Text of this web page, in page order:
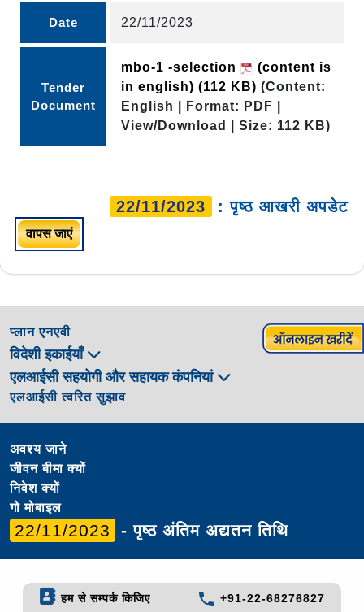
Date 22/11/2023
Tender
Document
mbo-1 -selection
(content is
in english) (112 KB) (Content:
English | Format: PDF |
View/Download | Size: 112 KB)
22/11/2023 : पृष्ठ आखरी अपडेट
वापस जाएं
प्लान एनएवी
विदेशी इकाईयाँ
एलआईसी सहयोगी और सहायक कंपनियां
एलआईसी त्वरित सुझाव
अवश्य जाने
जीवन बीमा क्यों
निवेश क्यों
गो मोबाइल
22/11/2023 - पृष्ठ अंतिम अद्यतन तिथि
हम से सम्पर्क किजिए
+91-22-68276827